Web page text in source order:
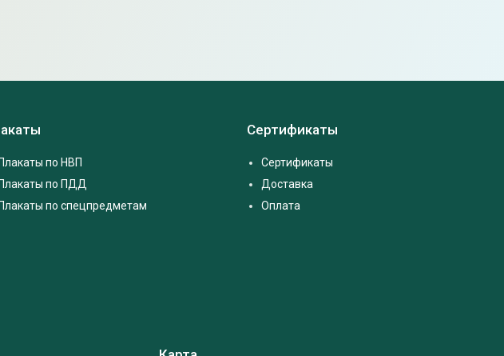
Плакаты по НВП
Плакаты по ПДД
Плакаты по спецпредметам
Сертификаты
Сертификаты
Доставка
Оплата